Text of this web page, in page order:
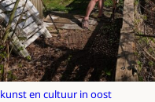
kunst en cultuur in oost